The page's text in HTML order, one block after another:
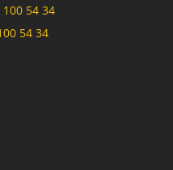
100 54 34
54 34